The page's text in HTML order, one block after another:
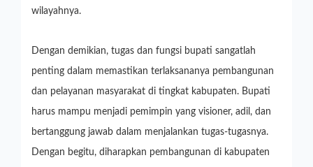
wilayahnya.
Dengan demikian, tugas dan fungsi bupati sangatlah
penting dalam memastikan terlaksananya pembangunan
dan pelayanan masyarakat di tingkat kabupaten. Bupati
harus mampu menjadi pemimpin yang visioner, adil, dan
bertanggung jawab dalam menjalankan tugas-tugasnya.
Dengan begitu, diharapkan pembangunan di kabupaten